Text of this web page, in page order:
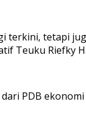
terkini,
Teuku Riefky
PDB